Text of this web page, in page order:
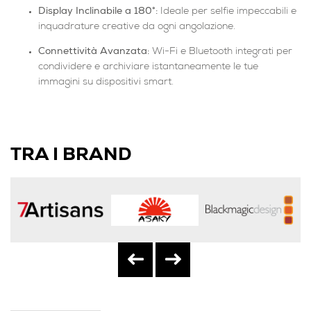
Display Inclinabile a 180°: Ideale per selfie impeccabili e
inquadrature creative da ogni angolazione.
Connettività Avanzata: Wi-Fi e Bluetooth integrati per
condividere e archiviare istantaneamente le tue
immagini su dispositivi smart.
TRA I BRAND